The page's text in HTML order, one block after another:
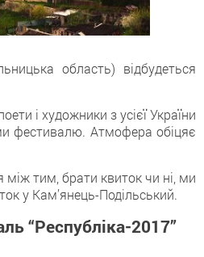
область) відбудеться
і художники з усієї України
фестивалю. Атмофера обіцяє
між тим, брати квиток чи ні, ми
у Кам’янець-Подільський.
“Республіка-2017”